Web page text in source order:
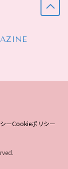
ーCookieポリシー